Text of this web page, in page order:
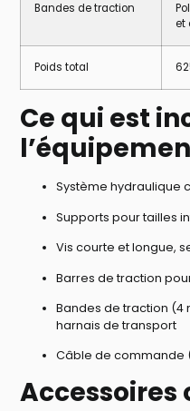
Bandes de traction
et
Poids total
Ce qui est
Système hydraulique
Supports pour tailles
Vis courte et longue,
Barres de traction
Bandes de traction (4
harnais de transport
Câble de commande
Accessoires